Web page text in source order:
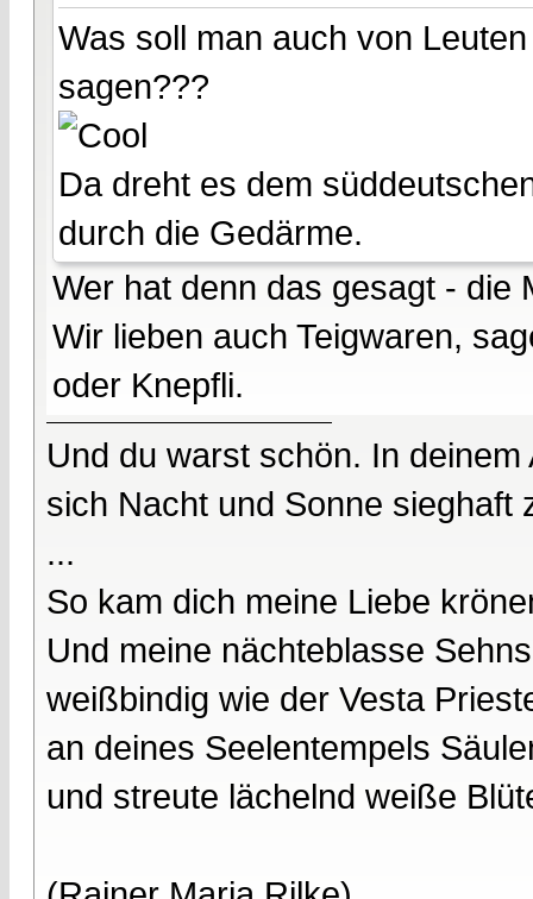
Was soll man auch von
sagen???
Da dreht es dem
durch die Gedärme.
Wer hat denn das gesagt - die
Wir lieben auch Teigwaren,
oder Knepfli.
Und du warst schön. In deinem
sich Nacht und Sonne sieghaft
...
So kam dich meine Liebe
Und meine nächteblasse
weißbindig wie der Vesta
an deines Seelentempels
und streute lächelnd weiße